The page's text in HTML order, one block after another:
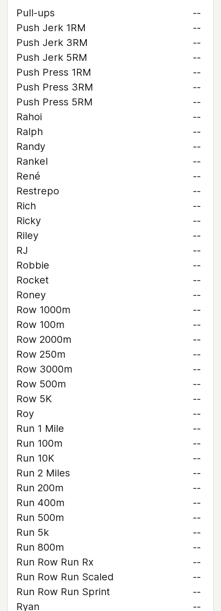
Pull-ups
--
Push Jerk 1RM
--
Push Jerk 3RM
--
Push Jerk 5RM
--
Push Press 1RM
--
Push Press 3RM
--
Push Press 5RM
--
Rahoi
--
Ralph
--
Randy
--
Rankel
--
René
--
Restrepo
--
Rich
--
Ricky
--
Riley
--
RJ
--
Robbie
--
Rocket
--
Roney
--
Row 1000m
--
Row 100m
--
Row 2000m
--
Row 250m
--
Row 3000m
--
Row 500m
--
Row 5K
--
Roy
--
Run 1 Mile
--
Run 100m
--
Run 10K
--
Run 2 Miles
--
Run 200m
--
Run 400m
--
Run 500m
--
Run 5k
--
Run 800m
--
Run Row Run Rx
--
Run Row Run Scaled
--
Run Row Run Sprint
--
Ryan
--